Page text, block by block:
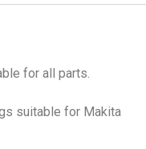
for all parts.
suitable for Makita